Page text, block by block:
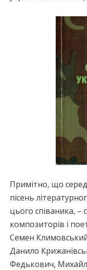
Примітно, що
пісень
цього співаника, –
композиторів і
Семен
Данило
Федькович,